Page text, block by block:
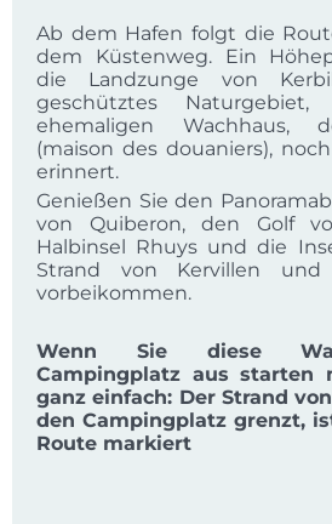
Ab dem Hafen folgt die
dem Küstenweg. Ein
die Landzunge von
geschütztes
ehemaligen Wachhaus,
(maison des douaniers),
erinnert.
Genießen Sie den
von Quiberon, den Golf
Halbinsel Rhuys und die
Strand von Kervillen und
vorbeikommen.
Wenn Sie diese
Campingplatz aus starten
ganz einfach: Der Strand
den Campingplatz grenzt,
Route markiert